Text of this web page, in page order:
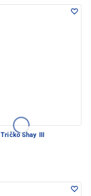
Tričko Shay III